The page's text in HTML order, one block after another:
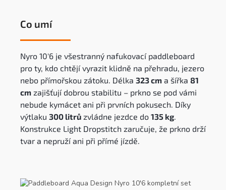
Co umí
Nyro 10'6 je všestranný nafukovací paddleboard
pro ty, kdo chtějí vyrazit klidně na přehradu, jezero
nebo přímořskou zátoku. Délka 323 cm a šířka 81
cm zajišťují dobrou stabilitu – prkno se pod vámi
nebude kymácet ani při prvních pokusech. Díky
výtlaku 300 litrů zvládne jezdce do 135 kg
Konstrukce Light Dropstitch zaručuje, že prkno drží
tvar a nepruží ani při přímé jízdě.